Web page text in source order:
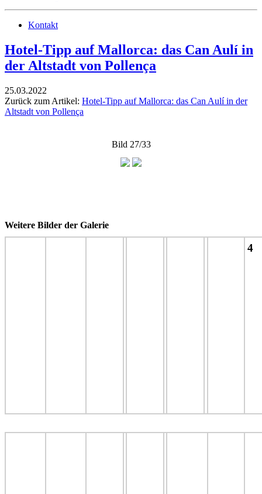
Kontakt
Hotel-Tipp auf Mallorca: das Can Aulí in
der Altstadt von Pollença
25.03.2022
Zurück zum Artikel: Hotel-Tipp auf Mallorca: das Can Aulí in der
Altstadt von Pollença
Bild 27/33
Weitere Bilder der Galerie
4